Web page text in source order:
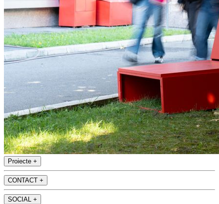
Proiecte +
CONTACT +
SOCIAL +